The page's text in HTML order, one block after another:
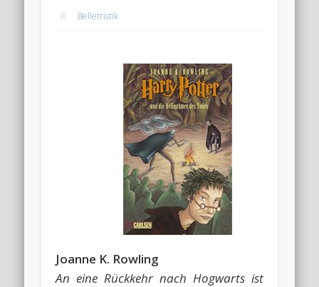
Belletristik
Joanne K. Rowling
An eine Rückkehr nach Hogwarts ist